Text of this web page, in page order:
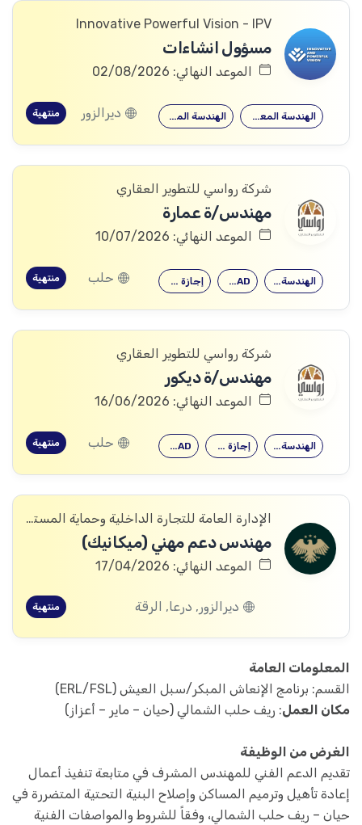
Innovative Powerful Vision - IPV
مسؤول انشاءات
الموعد النهائي: 02/08/2026
الهندسة المدنية الهندسة المعمارية ديرالزور منتهية
شركة رواسي للتطوير العقاري
مهندس/ة عمارة
الموعد النهائي: 10/07/2026
إجازة هندسية… AutoCAD الهندسة المعمارية حلب منتهية
شركة رواسي للتطوير العقاري
مهندس/ة ديكور
الموعد النهائي: 16/06/2026
AutoCAD إجازة هندسية… الهندسة المعمارية حلب منتهية
الإدارة العامة للتجارة الداخلية وحماية المستهلك
مهندس دعم مهني (ميكانيك)
الموعد النهائي: 17/04/2026
ديرالزور, درعا, الرقة منتهية
المعلومات العامة
القسم: برنامج الإنعاش المبكر/سبل العيش (ERL/FSL)
مكان العمل: ريف حلب الشمالي (حيان – ماير – أعزاز)
الغرض من الوظيفة
تقديم الدعم الفني للمهندس المشرف في متابعة تنفيذ أعمال
إعادة تأهيل وترميم المساكن وإصلاح البنية التحتية المتضررة في
حيان – ريف حلب الشمالي، وفقاً للشروط والمواصفات الفنية